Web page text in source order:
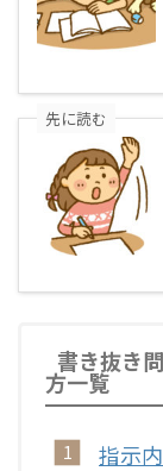
先に読む
書き抜き
方一覧
指示